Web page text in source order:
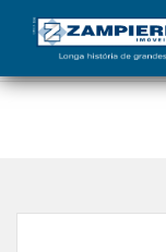
Início»Blog»